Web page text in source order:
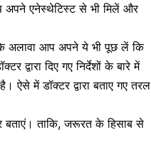
एनेस्थेटिस्ट से भी मिलें और
अलावा आप अपने ये भी पूछ लें कि
द्वारा दिए गए निर्देशों के बारे में
ऐसे में डॉक्टर द्वारा बताए गए तरल
बताएं। ताकि, जरूरत के हिसाब से